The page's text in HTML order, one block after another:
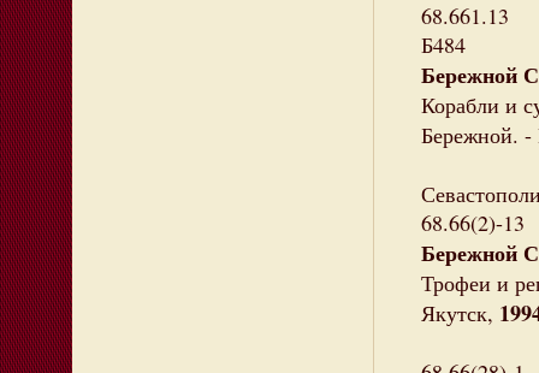
68.661.13
Б484
Бережной
Корабли и
Бережной.
68.66(2)-13
Бережной
Трофеи и
Якутск,